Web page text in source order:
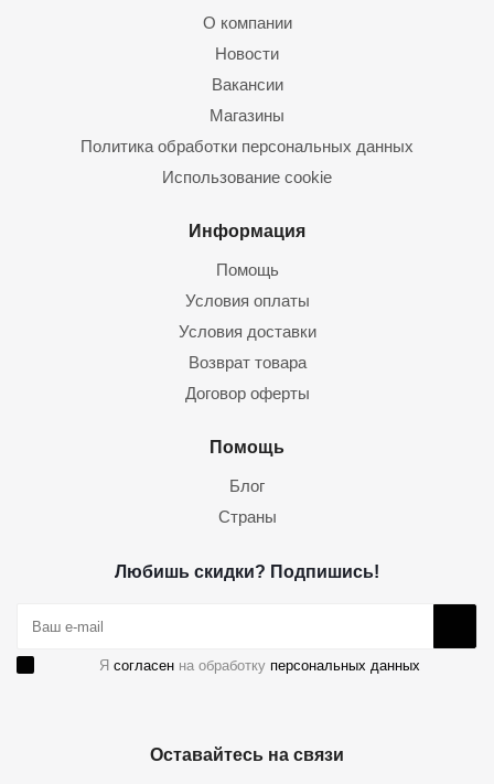
О компании
Новости
Вакансии
Магазины
Политика обработки персональных данных
Использование cookie
Информация
Помощь
Условия оплаты
Условия доставки
Возврат товара
Договор оферты
Помощь
Блог
Страны
Любишь скидки? Подпишись!
Я согласен на обработку персональных данных
Оставайтесь на связи